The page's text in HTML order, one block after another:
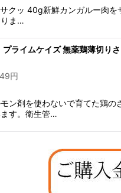
クッ 40g新鮮カンガルー肉
りま…
ライムケイズ 無薬鶏薄切
円
モン剤を使わないで育てた鶏
す。衛生管…